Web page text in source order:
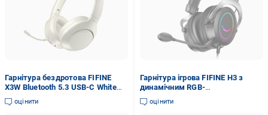
Гарнітура бездротова FIFINE
X3W Bluetooth 5.3 USB-C White
(26074807)
оцінити
Гарнітура ігрова FIFINE H3 з
динамічним RGB-
підсвічуванням/мікрофоном/
вбудованим керуванням для
оцінити